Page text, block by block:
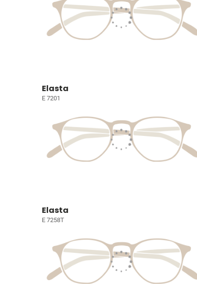
Elasta
E 7201
Elasta
E 7258T